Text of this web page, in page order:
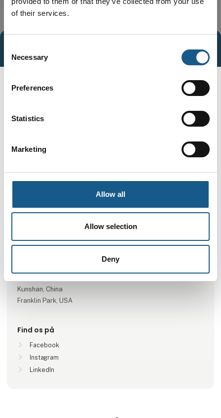
of their services.
Selection
Necessary
Preferences
Statistics
Marketing
Allow all
Allow selection
Deny
Gå til hjemmeside
Antal medarbejdere
Kunshan, China
Franklin Park, USA
Find os på
Facebook
Instagram
LinkedIn